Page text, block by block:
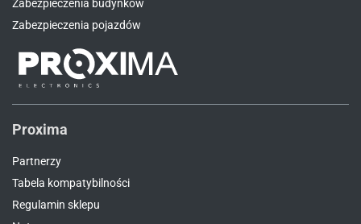
Zabezpieczenia budynków
Zabezpieczenia pojazdów
Proxima
Partnerzy
Tabela kompatybilności
Regulamin sklepu